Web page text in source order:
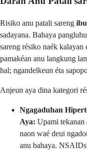
Risiko anu patali sareng
sadayana. Bahaya
sareng résiko naék
pamakéan anu langkung
hal; ngandelkeun éta
Anjeun aya dina kategori
Ngagaduhan
Aya: Upami tekanan
naon waé deui
anu bahaya.